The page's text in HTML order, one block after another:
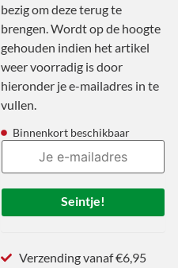
bezig om deze terug te
brengen. Wordt op de hoogte
gehouden indien het artikel
weer voorradig is door
hieronder je e-mailadres in te
vullen.
Binnenkort beschikbaar
Seintje!
Verzending vanaf €6,95